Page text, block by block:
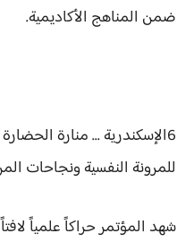
ضمن المناهج الأكاديمية.
6الإسكندرية ... منارة
للمرونة النفسية ونجاحات
شهد المؤتمر حراكاً علمياً